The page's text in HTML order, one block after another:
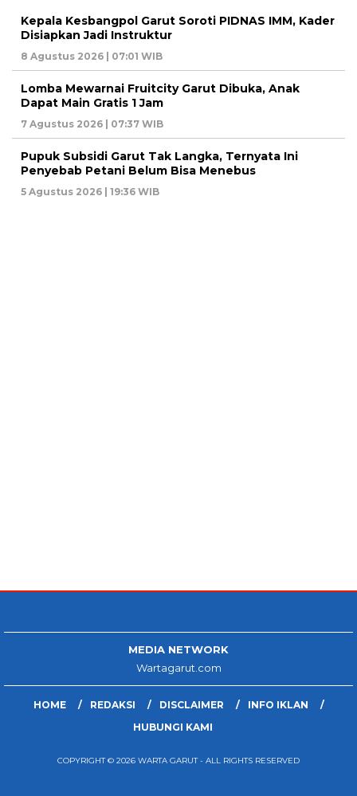
Kepala Kesbangpol Garut Soroti PIDNAS IMM, Kader
Disiapkan Jadi Instruktur
8 Agustus 2026 | 07:01 WIB
Lomba Mewarnai Fruitcity Garut Dibuka, Anak
Dapat Main Gratis 1 Jam
7 Agustus 2026 | 07:37 WIB
Pupuk Subsidi Garut Tak Langka, Ternyata Ini
Penyebab Petani Belum Bisa Menebus
5 Agustus 2026 | 19:36 WIB
MEDIA NETWORK
Wartagarut.com
HOME REDAKSI DISCLAIMER
INFO IKLAN
HUBUNGI KAMI
COPYRIGHT © 2026 WARTA GARUT - ALL RIGHTS RESERVED